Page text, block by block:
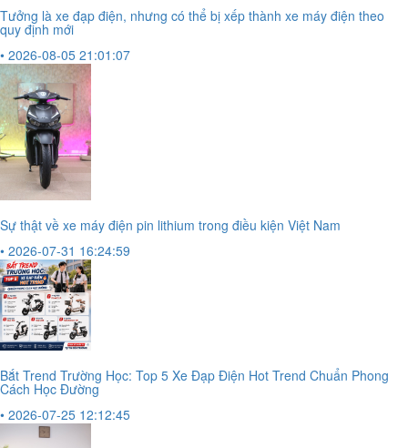
Tưởng là xe đạp điện, nhưng có thể bị xếp thành xe máy điện theo
quy định mới
• 2026-08-05 21:01:07
Sự thật về xe máy điện pin lithium trong điều kiện Việt Nam
• 2026-07-31 16:24:59
Bắt Trend Trường Học: Top 5 Xe Đạp Điện Hot Trend Chuẩn Phong
Cách Học Đường
• 2026-07-25 12:12:45